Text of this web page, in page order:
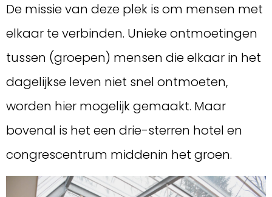
De missie van deze plek is om mensen met
elkaar te verbinden. Unieke ontmoetingen
tussen (groepen) mensen die elkaar in het
dagelijkse leven niet snel ontmoeten,
worden hier mogelijk gemaakt. Maar
bovenal is het een drie-sterren hotel en
congrescentrum middenin het groen.